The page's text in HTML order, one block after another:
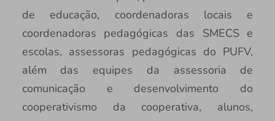
de educação, coordenadoras locais e
coordenadoras pedagógicas das SMECS e
escolas, assessoras pedagógicas do PUFV,
além das equipes da assessoria de
comunicação e desenvolvimento do
cooperativismo da cooperativa, alunos,